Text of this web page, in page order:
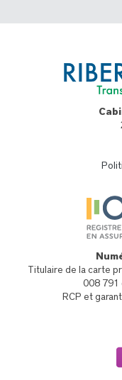
Titulaire de la carte
008 791
RCP et